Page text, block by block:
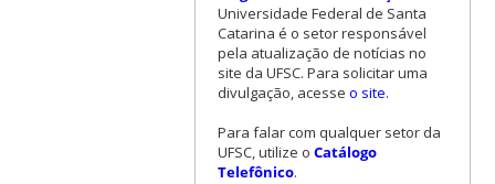
Universidade Federal de Santa
Catarina é o setor responsável
pela atualização de notícias no
site da UFSC. Para solicitar uma
divulgação, acesse o site.
Para falar com qualquer setor da
UFSC, utilize o Catálogo
Telefônico.